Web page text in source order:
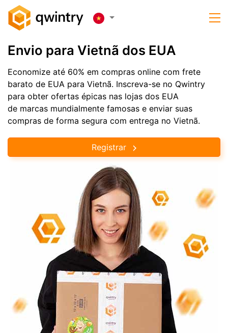
Envio para Vietnã dos EUA
Economize até 60% em compras online com frete
barato de EUA para Vietnã. Inscreva-se no Qwintry
para obter ofertas épicas nas lojas dos EUA
de marcas mundialmente famosas e enviar suas
compras de forma segura com entrega no Vietnã.
Registrar